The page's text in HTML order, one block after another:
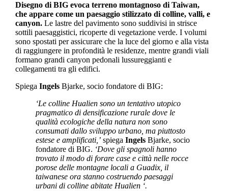
Disegno di BIG evoca terreno montagnoso di Taiwan,
che appare come un paesaggio stilizzato di colline, valli, e
canyon. Le lastre del pavimento sono suddivisi in strisce
sottili paesaggistici, ricoperte di vegetazione verde. I volumi
sono spostati per assicurare che la luce del giorno e alla vista
di raggiungere in profondità le residenze, mentre grandi viali
formano grandi canyon pedonali lussureggianti e
collegamenti tra gli edifici.
Spiega Ingels Bjarke, socio fondatore di BIG:
‘Le colline Hualien sono un tentativo utopico
pragmatico di densificazione rurale dove le
qualità ecologiche della natura non sono
consumati dallo sviluppo urbano, ma piuttosto
estese e amplificati,’ spiega Ingels Bjarke, socio
fondatore di BIG. ‘Dove gli spagnoli hanno
trovato il modo di forare case e città nelle rocce
porose delle montagne locali a Guadix, il
taiwanese ora stanno costruendo paesaggi
urbani di colline abitate Hualien ‘.